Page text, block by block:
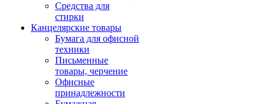
Средства для
стирки
Канцелярские товары
Бумага для офисной
техники
Письменные
товары, черчение
Офисные
принадлежности